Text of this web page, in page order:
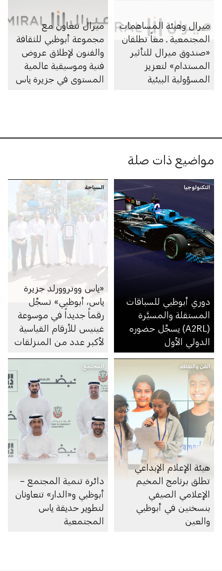
ميرال وهيئة المساهمات
المجتمعية ـ معاً تطلقان
«صندوق ميرال للتأثير
المستدام» لتعزيز
المسؤولية البيئية
ميرال تتعاون مع
مجموعة أبوظبي للثقافة
والفنون لإطلاق عروض
فنية وموسيقية عالمية
المستوى في جزيرة ياس
مواضيع ذات صلة
التكنولوجيا
دوري أبوظبي للسباقات
المستقلة والمسيَّرة
(A2RL) يسجِّل حضوره
الدولي الأول
السياحة
«ياس ووتروورلد جزيرة
ياس، أبوظبي» تسجِّل
رقماً جديداً في موسوعة
غينيس للأرقام القياسية
لأكبر عدد من المنزلقات
الفن والثقافة
هيئة الإعلام الإبداعي
تطلق برنامج المخيم
الإعلامي الصيفي
بنسختين في أبوظبي
والعين
المجتمع
دائرة تنمية المجتمع –
أبوظبي و«الدار» تتعاونان
لتطوير حديقة ياس
المجتمعية